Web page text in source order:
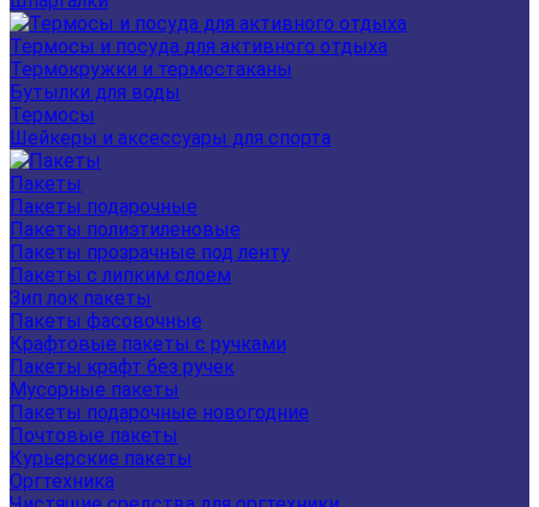
Термосы и посуда для активного отдыха
Термокружки и термостаканы
Бутылки для воды
Термосы
Шейкеры и аксессуары для спорта
Пакеты
Пакеты подарочные
Пакеты полиэтиленовые
Пакеты прозрачные под ленту
Пакеты с липким слоем
Зип лок пакеты
Пакеты фасовочные
Крафтовые пакеты с ручками
Пакеты крафт без ручек
Мусорные пакеты
Пакеты подарочные новогодние
Почтовые пакеты
Курьерские пакеты
Оргтехника